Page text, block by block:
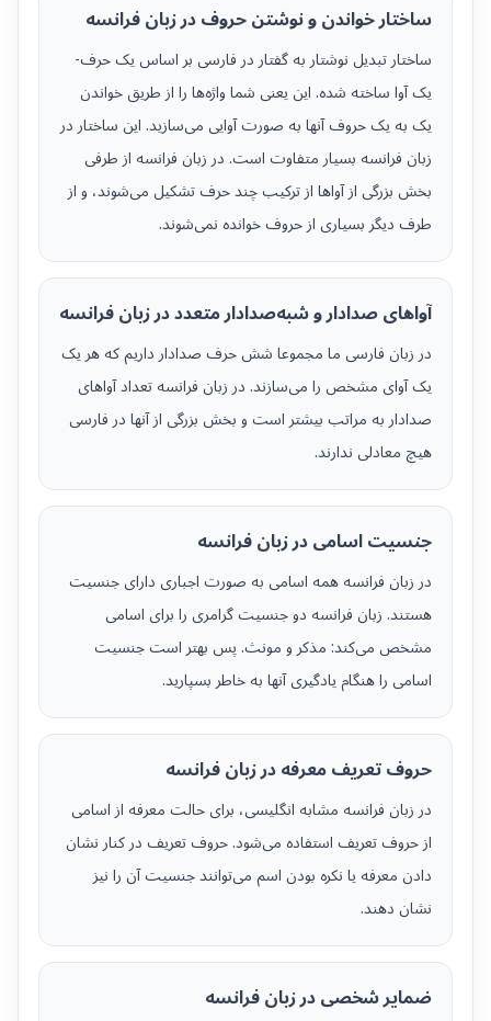
ساختار خواندن و نوشتن حروف در زبان فرانسه
ساختار تبدیل نوشتار به گفتار در فارسی بر اساس یک حرف-
یک آوا ساخته شده. این یعنی شما واژه‌ها را از طریق خواندن
یک به یک حروف آنها به صورت آوایی می‌سازید. این ساختار در
زبان فرانسه بسیار متفاوت است. در زبان فرانسه از طرفی
بخش بزرگی از آواها از ترکیب چند حرف تشکیل می‌شوند، و از
طرف دیگر بسیاری از حروف خوانده نمی‌شوند.
آواهای صدادار و شبه‌صدادار متعدد در زبان فرانسه
در زبان فارسی ما مجموعا شش حرف صدادار داریم که هر یک
یک آوای مشخص را می‌سازند. در زبان فرانسه تعداد آواهای
صدادار به مراتب بیشتر است و بخش بزرگی از آنها در فارسی
هیچ معادلی ندارند.
جنسیت اسامی در زبان فرانسه
در زبان فرانسه همه اسامی به صورت اجباری دارای جنسیت
هستند. زبان فرانسه دو جنسیت گرامری را برای اسامی
مشخص می‌کند: مذکر و مونث. پس بهتر است جنسیت
اسامی را هنگام یادگیری آنها به خاطر بسپارید.
حروف تعریف معرفه در زبان فرانسه
در زبان فرانسه مشابه انگلیسی، برای حالت معرفه از اسامی
از حروف تعریف استفاده می‌شود. حروف تعریف در کنار نشان
دادن معرفه یا نکره بودن اسم می‌توانند جنسیت آن را نیز
نشان دهند.
ضمایر شخصی در زبان فرانسه